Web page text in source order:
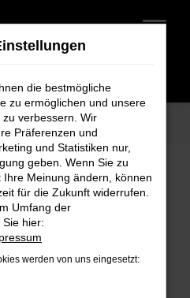
von Schmidt +
die bestmögliche
zu ermöglichen und unsere
verbessern. Wir
Präferenzen und
und Statistiken nur,
geben. Wenn Sie zu
Meinung ändern, können
für die Zukunft widerrufen.
Umfang der
hier:
werden von uns eingesetzt: